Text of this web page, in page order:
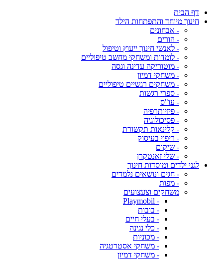
דף הבית
חינוך מיוחד והתפתחות הילד
- אבחונים
- הורים
- לאנשי חינוך ייעוץ וטיפול
- לומדות ומשחקי מחשב טיפוליים
- מוטוריקה עדינה וגסה
- משחקי דמיון
- משחקים רגשיים טיפוליים
- ספרי רגשות
- עו"ס
- פיזיותרפיה
- פסיכולוגיה
- קלינאות תקשורת
- ריפוי בעיסוק
- שיקום
- שלי זאנטקרן
לגני ילדים ומוסדות חינוך
- חגים ונושאים נלמדים
- מפות
משחקים וצעצועים
- Playmobil
- בובות
- בעלי חיים
- כלי נגינה
- מכוניות
- משחקי אסטרטגיה
- משחקי דמיון